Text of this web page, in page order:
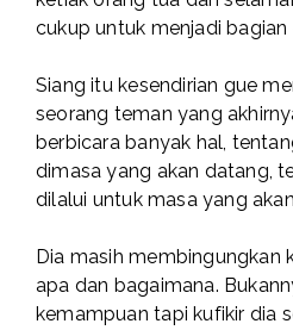
cukup untuk menjadi bagian
Siang itu kesendirian gue
seorang teman yang
berbicara banyak hal,
dimasa yang akan datang,
dilalui untuk masa yang
Dia masih membingungkan
apa dan bagaimana.
kemampuan tapi kufikir dia